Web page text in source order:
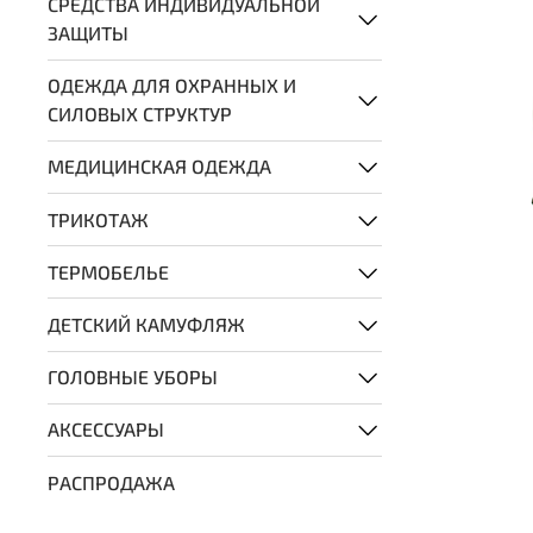
ЗАЩИТЫ
ОДЕЖДА ДЛЯ ОХРАННЫХ И
СИЛОВЫХ СТРУКТУР
МЕДИЦИНСКАЯ ОДЕЖДА
ТРИКОТАЖ
ТЕРМОБЕЛЬЕ
ДЕТСКИЙ КАМУФЛЯЖ
ГОЛОВНЫЕ УБОРЫ
АКСЕССУАРЫ
РАСПРОДАЖА